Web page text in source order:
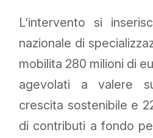
L’intervento si
nazionale di
mobilita 280 milioni di
agevolati a valere
crescita sostenibile e
di contributi a fondo